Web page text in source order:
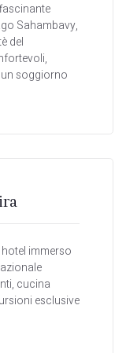
Sahambavy,
del
soggiorno
immerso
cucina
esclusive